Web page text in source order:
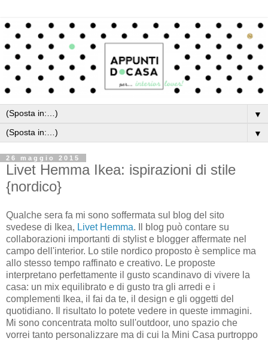
▼
▼
26 maggio 2015
Livet Hemma Ikea: ispirazioni di stile
{nordico}
Qualche sera fa mi sono soffermata sul blog del sito
svedese di Ikea, Livet Hemma. Il blog può contare su
collaborazioni importanti di stylist e blogger affermate nel
campo dell'interior. Lo stile nordico proposto è semplice ma
allo stesso tempo raffinato e creativo. Le proposte
interpretano perfettamente il gusto scandinavo di vivere la
casa: un mix equilibrato e di gusto tra gli arredi e i
complementi Ikea, il fai da te, il design e gli oggetti del
quotidiano. Il risultato lo potete vedere in queste immagini.
Mi sono concentrata molto sull'outdoor, uno spazio che
vorrei tanto personalizzare ma di cui la Mini Casa purtroppo